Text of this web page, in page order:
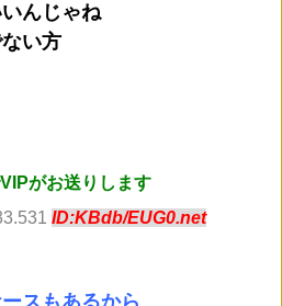
んじゃね
い方
がお送りします
ID:KBdb/EUG0.net